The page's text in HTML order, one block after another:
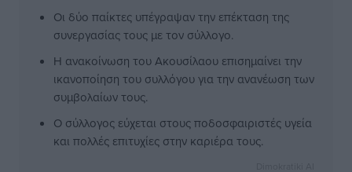
Οι δύο παίκτες υπέγραψαν την επέκταση της
συνεργασίας τους με τον σύλλογο.
Η ανακοίνωση του Ακουσίλαου επισημαίνει την
ικανοποίηση του συλλόγου για την ανανέωση των
συμβολαίων τους.
Ο σύλλογος εύχεται στους ποδοσφαιριστές υγεία
και πολλές επιτυχίες στην καριέρα τους.